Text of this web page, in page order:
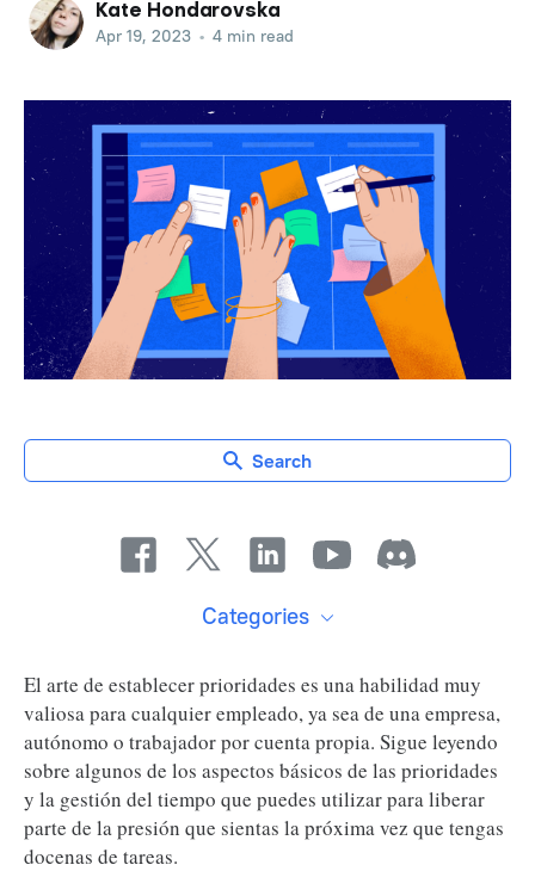
Kate Hondarovska
Apr 19, 2023 • 4 min read
El arte de establecer prioridades es una habilidad muy
valiosa para cualquier empleado, ya sea de una empresa,
autónomo o trabajador por cuenta propia. Sigue leyendo
sobre algunos de los aspectos básicos de las prioridades
y la gestión del tiempo que puedes utilizar para liberar
parte de la presión que sientas la próxima vez que tengas
docenas de tareas.
Search
Categories